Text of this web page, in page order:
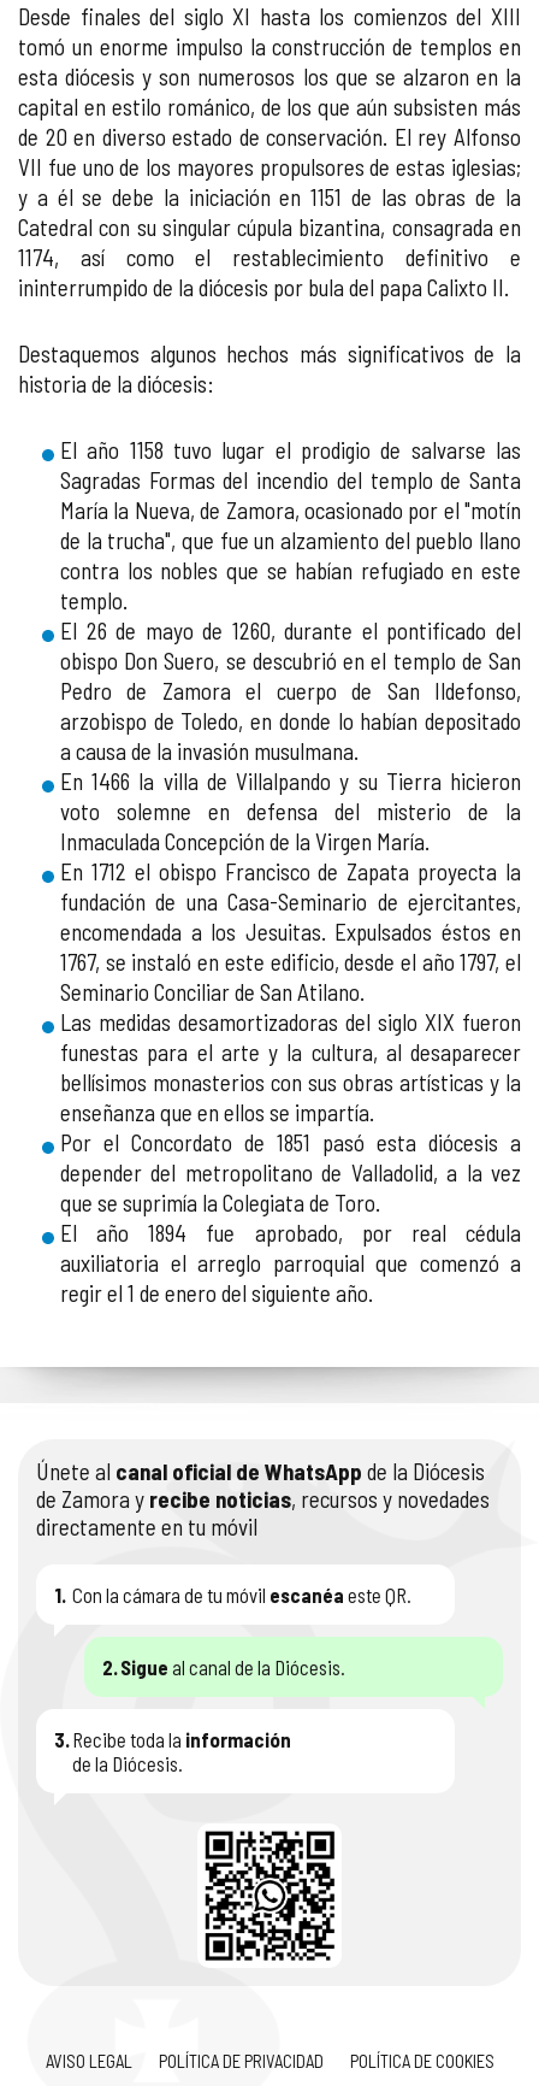
Desde finales del siglo XI hasta los comienzos del XIII
tomó un enorme impulso la construcción de templos en
esta diócesis y son numerosos los que se alzaron en la
capital en estilo románico, de los que aún subsisten más
de 20 en diverso estado de conservación. El rey Alfonso
VII fue uno de los mayores propulsores de estas iglesias;
y a él se debe la iniciación en 1151 de las obras de la
Catedral con su singular cúpula bizantina, consagrada en
1174, así como el restablecimiento definitivo e
ininterrumpido de la diócesis por bula del papa Calixto II.
Destaquemos algunos hechos más significativos de la
historia de la diócesis:
El año 1158 tuvo lugar el prodigio de salvarse las
Sagradas Formas del incendio del templo de Santa
María la Nueva, de Zamora, ocasionado por el "motín
de la trucha", que fue un alzamiento del pueblo llano
contra los nobles que se habían refugiado en este
templo.
El 26 de mayo de 1260, durante el pontificado del
obispo Don Suero, se descubrió en el templo de San
Pedro de Zamora el cuerpo de San Ildefonso,
arzobispo de Toledo, en donde lo habían depositado
a causa de la invasión musulmana.
En 1466 la villa de Villalpando y su Tierra hicieron
voto solemne en defensa del misterio de la
Inmaculada Concepción de la Virgen María.
En 1712 el obispo Francisco de Zapata proyecta la
fundación de una Casa-Seminario de ejercitantes,
encomendada a los Jesuitas. Expulsados éstos en
1767, se instaló en este edificio, desde el año 1797, el
Seminario Conciliar de San Atilano.
Las medidas desamortizadoras del siglo XIX fueron
funestas para el arte y la cultura, al desaparecer
bellísimos monasterios con sus obras artísticas y la
enseñanza que en ellos se impartía.
Por el Concordato de 1851 pasó esta diócesis a
depender del metropolitano de Valladolid, a la vez
que se suprimía la Colegiata de Toro.
El año 1894 fue aprobado, por real cédula
auxiliatoria el arreglo parroquial que comenzó a
regir el 1 de enero del siguiente año.
Únete al canal oficial de WhatsApp de la Diócesis
de Zamora y recibe noticias, recursos y novedades
directamente en tu móvil
1. Con la cámara de tu móvil escanéa este QR.
2. Sigue al canal de la Diócesis.
3. Recibe toda la información
de la Diócesis.
AVISO LEGAL POLÍTICA DE PRIVACIDAD POLÍTICA DE COOKIES